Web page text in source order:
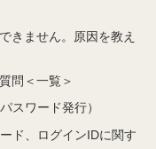
きません。原因を教え
問＜一覧＞
スワード発行）
ド、ログインIDに関す